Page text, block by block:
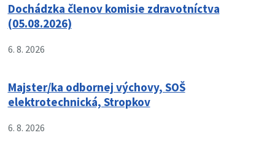
Dochádzka členov komisie zdravotníctva
(05.08.2026)
6. 8. 2026
Majster/ka odbornej výchovy, SOŠ
elektrotechnická, Stropkov
6. 8. 2026